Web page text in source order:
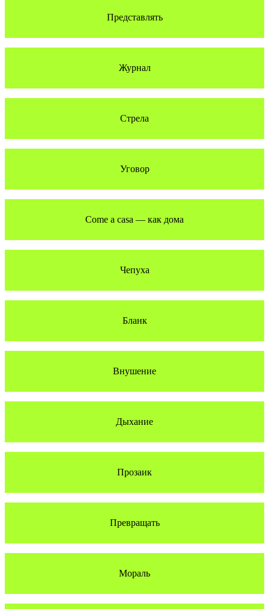
Представлять
Журнал
Стрела
Уговор
Come a casa — как дома
Чепуха
Бланк
Внушение
Дыхание
Прозаик
Превращать
Мораль